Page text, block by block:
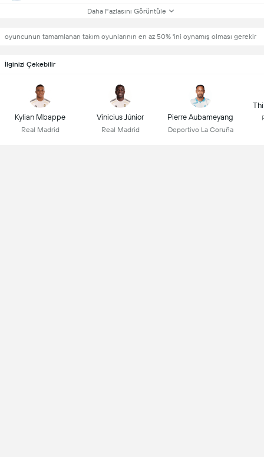
Daha Fazlasını Görüntüle
oyuncunun tamamlanan takım oyunlarının en az 50% 'ini oynamış olması gerekir
İlginizi Çekebilir
Kylian Mbappe
Real Madrid
Vinicius Júnior
Real Madrid
Pierre Aubameyang
Deportivo La Coruña